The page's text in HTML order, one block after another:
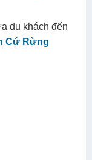
du khách đến
Cứ Rừng